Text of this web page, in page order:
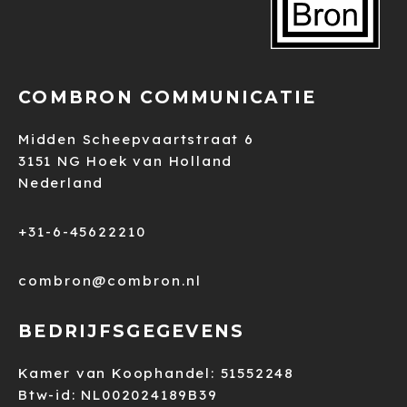
COMBRON COMMUNICATIE
Midden Scheepvaartstraat 6
3151 NG Hoek van Holland
Nederland
+31-6-45622210
combron@combron.nl
BEDRIJFSGEGEVENS
Kamer van Koophandel: 51552248
Btw-id: NL002024189B39